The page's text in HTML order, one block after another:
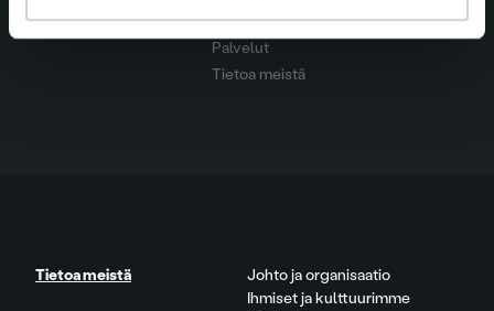
Ura Ropolla
Palvelut
Tietoa meistä
Tietoa meistä
Johto ja organisaatio
Ihmiset ja kulttuurimme